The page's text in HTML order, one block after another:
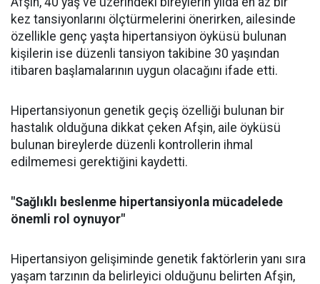
kez tansiyonlarını ölçtürmelerini önerirken, ailesinde
özellikle genç yaşta hipertansiyon öyküsü bulunan
kişilerin ise düzenli tansiyon takibine 30 yaşından
itibaren başlamalarının uygun olacağını ifade etti.
Hipertansiyonun genetik geçiş özelliği bulunan bir
hastalık olduğuna dikkat çeken Afşin, aile öyküsü
bulunan bireylerde düzenli kontrollerin ihmal
edilmemesi gerektiğini kaydetti.
"Sağlıklı beslenme hipertansiyonla mücadelede
önemli rol oynuyor"
Hipertansiyon gelişiminde genetik faktörlerin yanı sıra
yaşam tarzının da belirleyici olduğunu belirten Afşin,